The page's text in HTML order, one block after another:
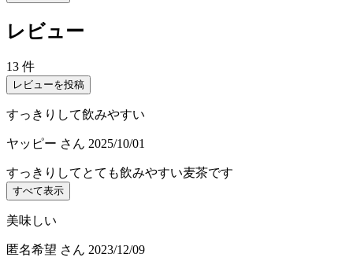
レビュー
13 件
レビューを投稿
すっきりして飲みやすい
ヤッピー さん 2025/10/01
すっきりしてとても飲みやすい麦茶です
すべて表示
美味しい
匿名希望 さん 2023/12/09